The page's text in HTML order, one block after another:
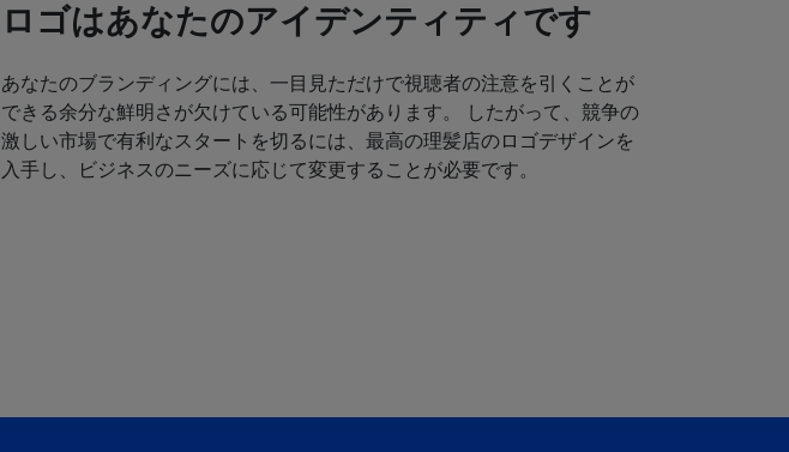
ロゴはあなたのアイデンティティです
あなたのブランディングには、一目見ただけで視聴者の注意を引くことが
できる余分な鮮明さが欠けている可能性があります。 したがって、競争の
激しい市場で有利なスタートを切るには、最高の理髪店のロゴデザインを
入手し、ビジネスのニーズに応じて変更することが必要です。